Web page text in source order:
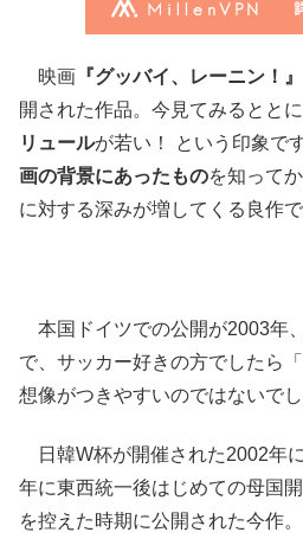
映画 『グッバイ、レーニン！』
開された作品。今見てみるとと
リュールが若い！ という印象で
画の背景にあったものを知って
に対する深みが増してくる良作
本国ドイツでの公開が2003年
で、サッカー好きの方でしたら
想像がつきやすいのではないでし
日韓W杯が開催された2002年
年に東西統一後はじめての母国
を控えた時期に公開された今作。